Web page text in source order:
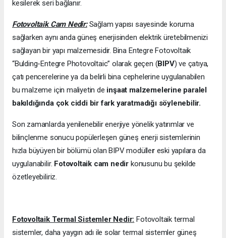
kesilerek seri bağlanır.
Fotovoltaik Cam Nedir:Sağlam yapısı sayesinde koruma
sağlarken aynı anda güneş enerjisinden elektrik üretebilmenizi
sağlayan bir yapı malzemesidir. Bina Entegre Fotovoltaik
“Bulding-Entegre Photovoltaic” olarak geçen (BIPV) ve çatıya,
çatı pencerelerine ya da belirli bina cephelerine uygulanabilen
bu malzeme için maliyetin de inşaat malzemelerine paralel
bakıldığında çok ciddi bir fark yaratmadığı söylenebilir.
Son zamanlarda yenilenebilir enerjiye yönelik yatırımlar ve
bilinçlenme sonucu popülerleşen güneş enerji sistemlerinin
hızla büyüyen bir bölümü olan BIPV modüller eski yapılara da
uygulanabilir. Fotovoltaik cam nedir konusunu bu şekilde
özetleyebiliriz.
Fotovoltaik Termal Sistemler Nedir: Fotovoltaik termal
sistemler, daha yaygın adı ile solar termal sistemler güneş